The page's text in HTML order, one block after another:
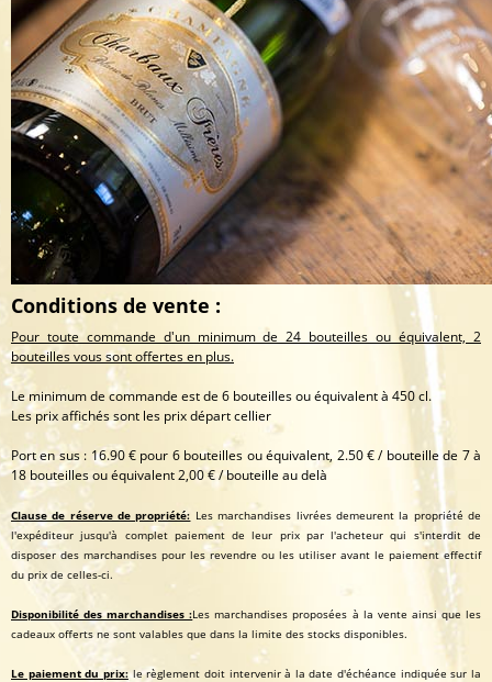
Conditions de vente :
Pour toute commande d'un minimum de 24 bouteilles ou équivalent, 2
bouteilles vous sont offertes en plus.
Le minimum de commande est de 6 bouteilles ou équivalent à 450 cl.
Les prix affichés sont les prix départ cellier
Port en sus : 16.90 € pour 6 bouteilles ou équivalent, 2.50 € / bouteille de 7 à
18 bouteilles ou équivalent 2,00 € / bouteille au delà
Clause de réserve de propriété: Les marchandises livrées demeurent la propriété de
l'expéditeur jusqu'à complet paiement de leur prix par l'acheteur qui s'interdit de
disposer des marchandises pour les revendre ou les utiliser avant le paiement effectif
du prix de celles-ci.
Disponibilité des marchandises :Les marchandises proposées à la vente ainsi que les
cadeaux offerts ne sont valables que dans la limite des stocks disponibles.
Le paiement du prix:le règlement doit intervenir à la date d'échéance indiquée sur la